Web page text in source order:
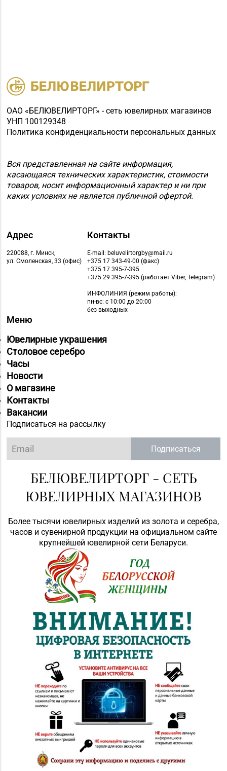
ОАО «БЕЛЮВЕЛИРТОРГ» - сеть ювелирных магазинов
УНП 100129348
Политика конфиденциальности персональных данных
Вся представленная на сайте информация,
касающаяся технических характеристик, стоимости
товаров, носит информационный характер и ни при
каких условиях не является публичной офертой.
Адрес
220088, г. Минск,
ул. Смоленская, 33 (офис)
Контакты
E-mail: beluvelirtorgby@mail.ru
+375 17 343-49-00 (факс)
+375 17 395-7-395
+375 29 395-7-395 (работает Viber, Telegram)
ИНФОЛИНИЯ (режим работы):
пн-вс: с 10:00 до 20:00
без выходных
Меню
Ювелирные украшения
Столовое серебро
Часы
Новости
О магазине
Контакты
Вакансии
Подписаться на рассылку
Подписаться
БЕЛЮВЕЛИРТОРГ - СЕТЬ
ЮВЕЛИРНЫХ МАГАЗИНОВ
Более тысячи ювелирных изделий из золота и серебра,
часов и сувенирной продукции на официальном сайте
крупнейшей ювелирной сети Беларуси.